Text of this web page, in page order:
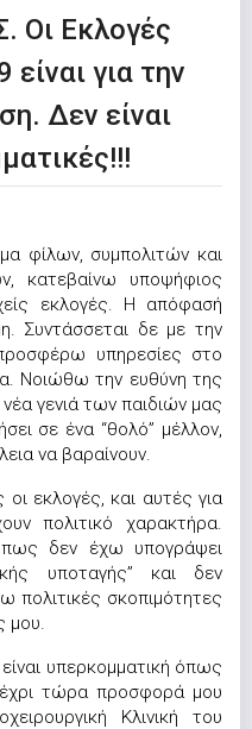
Οι Εκλογές
για την
Δεν είναι
φίλων, συμπολιτών και
κατεβαίνω υποψήφιος
εκλογές. Η απόφασή
Συντάσσεται δε με την
υπηρεσίες στο
Νοιώθω την ευθύνη της
γενιά των παιδιών μας
σε ένα “θολό” μέλλον,
να βαραίνουν.
εκλογές, και αυτές για
πολιτικό χαρακτήρα.
δεν έχω υπογράψει
υποταγής” και δεν
πολιτικές σκοπιμότητες
μου.
υπερκομματική όπως
τώρα προσφορά μου
Κλινική του